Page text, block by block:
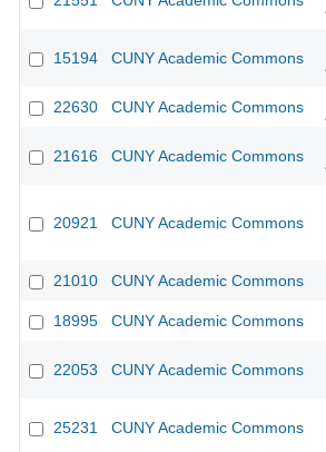
15194 CUNY Academic Commons
22630 CUNY Academic Commons
21616 CUNY Academic Commons
20921 CUNY Academic Commons
21010 CUNY Academic Commons
18995 CUNY Academic Commons
22053 CUNY Academic Commons
25231 CUNY Academic Commons